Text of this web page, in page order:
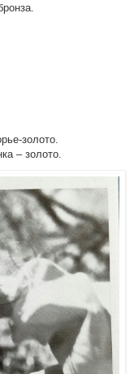
золото.
– золото.